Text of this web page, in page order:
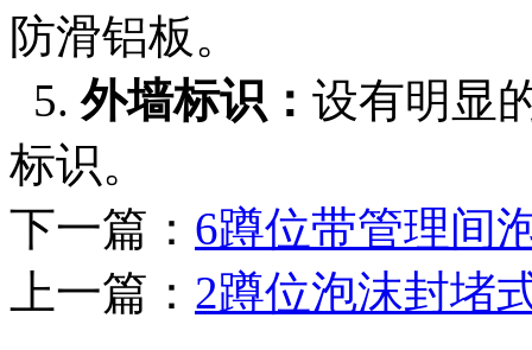
防滑铝板。
5.外墙标识： 设有明显
标识。
下一篇： 6蹲位带管理间
上一篇： 2蹲位泡沫封堵